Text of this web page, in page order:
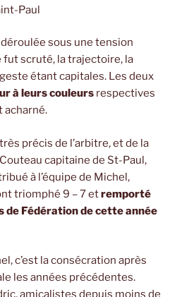
Paul
déroulée sous une tension
fut scruté, la trajectoire, la
étant capitales. Les deux
à leurs couleurs respectives
acharné.
précis de l’arbitre, et de la
capitaine de St-Paul,
à l’équipe de Michel,
triomphé 9 – 7 etremporté
de Fédération de cette année
c’est la consécration après
les années précédentes.
amicalistes depuis moins de